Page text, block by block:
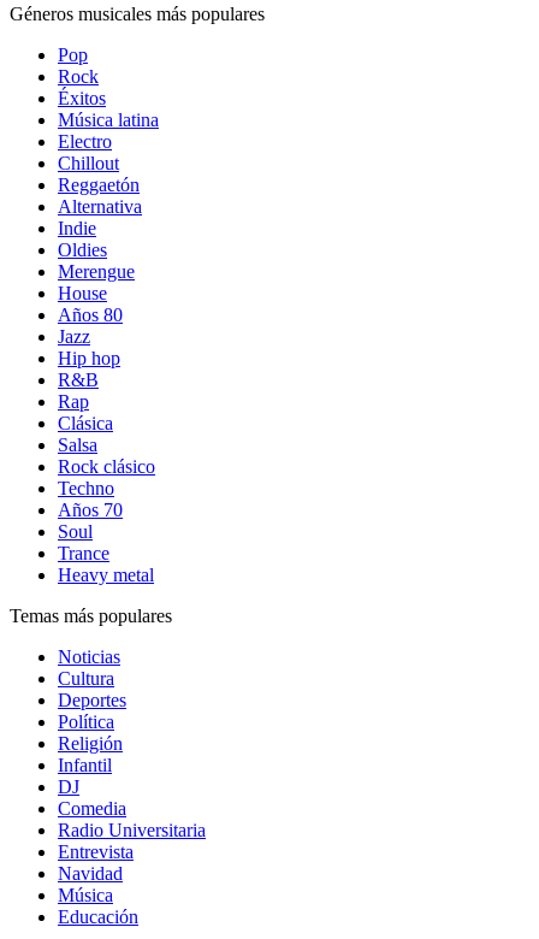
Géneros musicales más populares
Pop
Rock
Éxitos
Música latina
Electro
Chillout
Reggaetón
Alternativa
Indie
Oldies
Merengue
House
Años 80
Jazz
Hip hop
R&B
Rap
Clásica
Salsa
Rock clásico
Techno
Años 70
Soul
Trance
Heavy metal
Temas más populares
Noticias
Cultura
Deportes
Política
Religión
Infantil
DJ
Comedia
Radio Universitaria
Entrevista
Navidad
Música
Educación